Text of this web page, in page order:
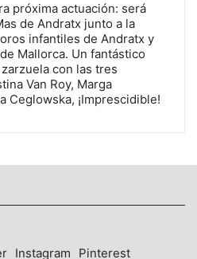
próxima actuación: será
de Andratx junto a la
infantiles de Andratx y
Mallorca. Un fantástico
con las tres
Van Roy, Marga
Ceglowska, ¡Imprescidible!
Instagram Pinterest